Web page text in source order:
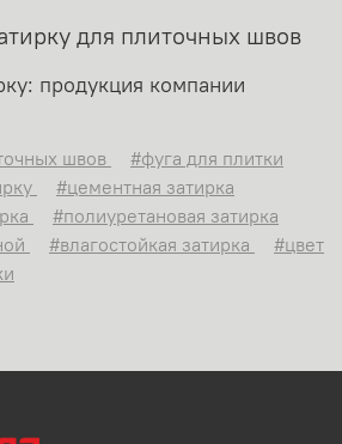
для плиточных швов
продукция компании
швов
#фуга для плитки
#цементная затирка
#полиуретановая затирка
#влагостойкая затирка
#цвет